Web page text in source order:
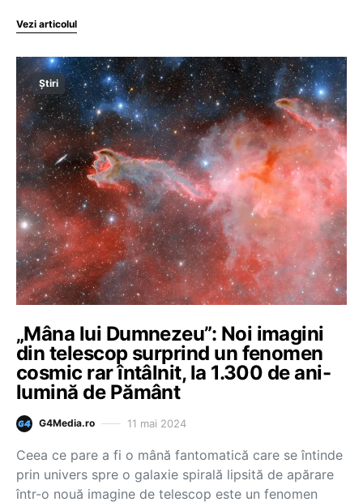
Vezi articolul
Știri
„Mâna lui Dumnezeu”: Noi imagini
din telescop surprind un fenomen
cosmic rar întâlnit, la 1.300 de ani-
lumină de Pământ
G4Media.ro 11 mai 2024
Ceea ce pare a fi o mână fantomatică care se întinde
prin univers spre o galaxie spirală lipsită de apărare
într-o nouă imagine de telescop este un fenomen